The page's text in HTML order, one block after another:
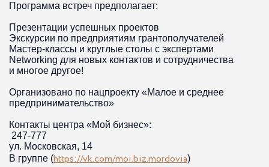
Программа встреч предполагает:
Презентации успешных проектов
Экскурсии по предприятиям грантополучателей
Мастер-классы и круглые столы с экспертами
Networking для новых контактов и сотрудничества
и многое другое!
Организовано по нацпроекту «Малое и среднее
предпринимательство»
Контакты центра «Мой бизнес»:
247-777
ул. Московская, 14
В группе (https://vk.com/moi.biz.mordovia)